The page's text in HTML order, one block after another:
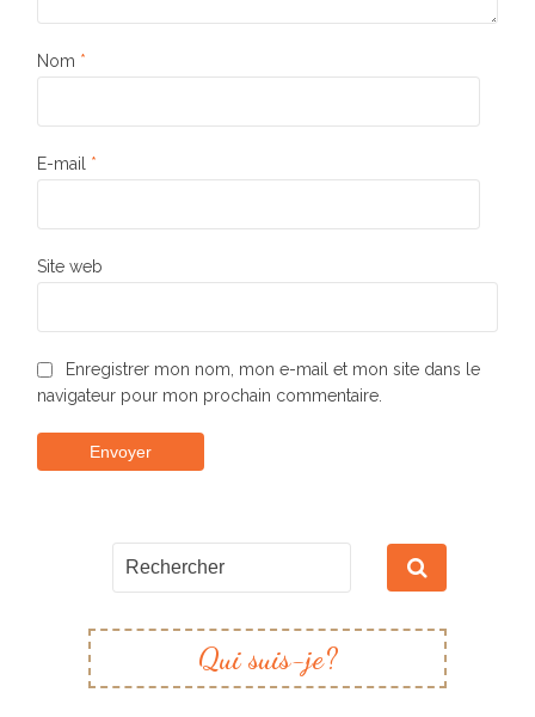
Nom *
E-mail *
Site web
Enregistrer mon nom, mon e-mail et mon site dans le
navigateur pour mon prochain commentaire.
Qui suis-je?